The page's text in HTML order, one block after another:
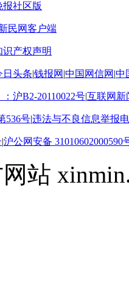
报社区版
民网客户端
识产权声明
日头条|钱报网 |中国网信网 |中
沪B2-20110022号|互联网新
536号|违法与不良信息举报
|沪公网安备 31010602000590
站